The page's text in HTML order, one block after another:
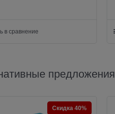
в сравнение
предложения
Скидка 40%